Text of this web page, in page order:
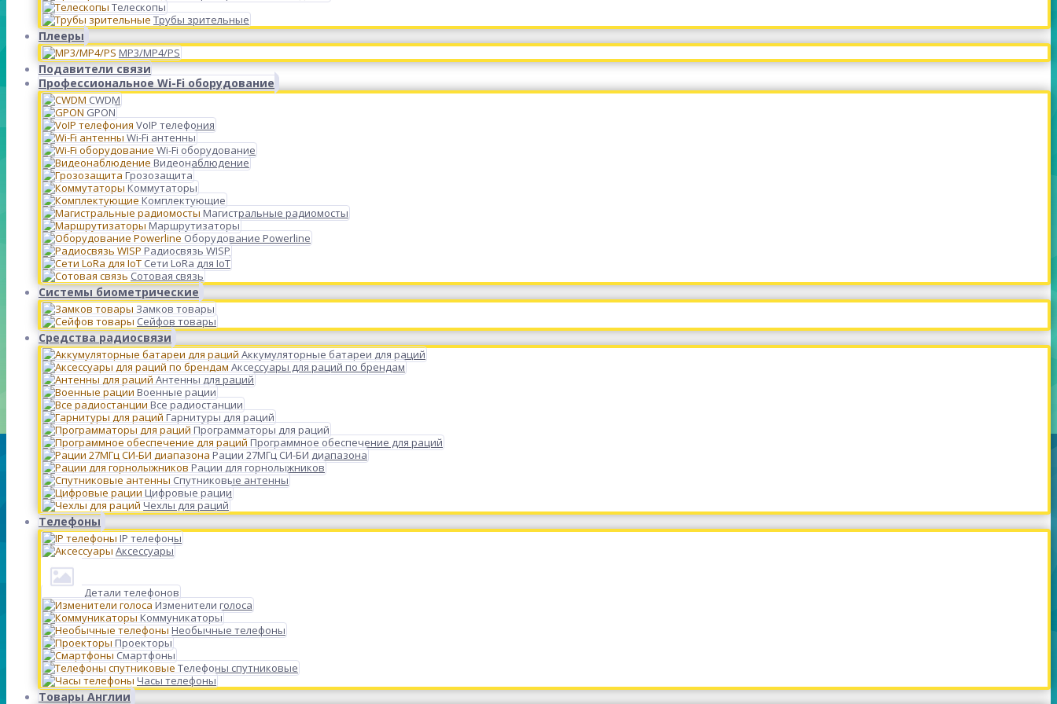
Телескопы
Трубы зрительные
Плееры
MP3/MP4/PS
Подавители связи
Профессиональное Wi-Fi оборудование
CWDM
GPON
VoIP телефония
Wi-Fi антенны
Wi-Fi оборудование
Видеонаблюдение
Грозозащита
Коммутаторы
Комплектующие
Магистральные радиомосты
Маршрутизаторы
Оборудование Powerline
Радиосвязь WISP
Сети LoRa для IoT
Сотовая связь
Системы биометрические
Замков товары
Сейфов товары
Средства радиосвязи
Аккумуляторные батареи для раций
Аксессуары для раций по брендам
Антенны для раций
Военные рации
Все радиостанции
Гарнитуры для раций
Программаторы для раций
Программное обеспечение для раций
Рации 27МГц СИ-БИ диапазона
Рации для горнолыжников
Спутниковые антенны
Цифровые рации
Чехлы для раций
Телефоны
IP телефоны
Аксессуары
Детали телефонов
Изменители голоса
Коммуникаторы
Необычные телефоны
Проекторы
Смартфоны
Телефоны спутниковые
Часы телефоны
Товары Англии